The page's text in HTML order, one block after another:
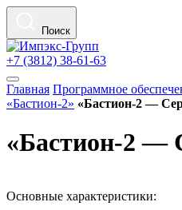
Поиск
+7 (3812) 38-61-63
Главная Программное
«Бастион-2» «Бастион-2 —
«Бастион-2 —
Основные характеристики: